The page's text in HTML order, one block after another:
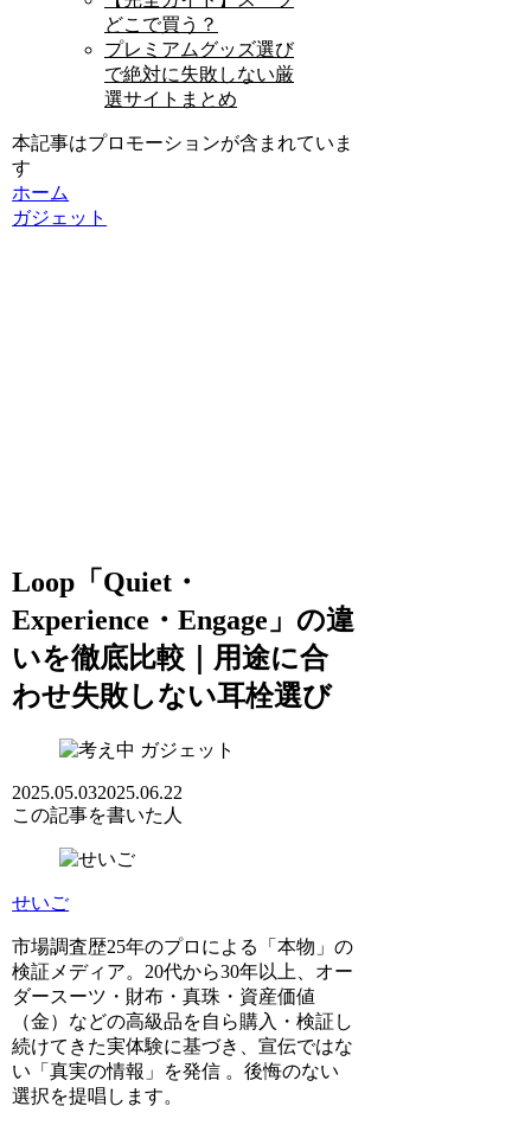
どこで買う？
プレミアムグッズ選び
で絶対に失敗しない厳
選サイトまとめ
本記事はプロモーションが含まれていま
す
ホーム
ガジェット
Loop「Quiet・
Experience・Engage」の違
いを徹底比較｜用途に合
わせ失敗しない耳栓選び
ガジェット
2025.05.032025.06.22
この記事を書いた人
せいご
市場調査歴25年のプロによる「本物」の
検証メディア。20代から30年以上、オー
ダースーツ・財布・真珠・資産価値
（金）などの高級品を自ら購入・検証し
続けてきた実体験に基づき、宣伝ではな
い「真実の情報」を発信 。後悔のない
選択を提唱します。